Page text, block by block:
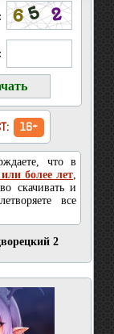
16+
что в
более лет,
скачивать и
все
2